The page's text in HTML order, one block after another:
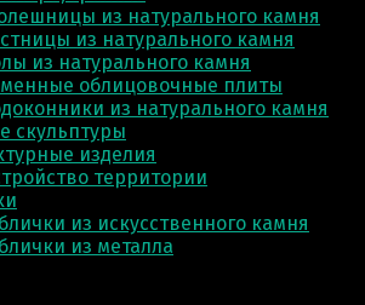
из натурального камня
из натурального камня
из натурального камня
облицовочные плиты
из натурального камня
скульптуры
изделия
территории
из искусственного камня
из металла